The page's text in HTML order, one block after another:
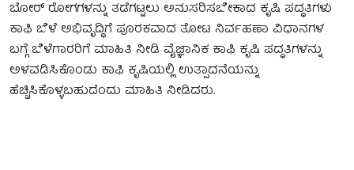
ಬೋರ್ ರೋಗಗಳನ್ನು ತಡೆಗಟ್ಟಲು ಅನುಸರಿಸಬೇಕಾದ ಕೃಷಿ ಪದ್ಧತಿಗಳು
ಕಾಫಿ ಬೆಳೆ ಅಭಿವೃದ್ಧಿಗೆ ಪೂರಕವಾದ ತೋಟ ನಿರ್ವಹಣಾ ವಿಧಾನಗಳ
ಬಗ್ಗೆ ಬೆಳೆಗಾರರಿಗೆ ಮಾಹಿತಿ ನೀಡಿ ವೈಜ್ಞಾನಿಕ ಕಾಫಿ ಕೃಷಿ ಪದ್ಧತಿಗಳನ್ನು
ಅಳವಡಿಸಿಕೊಂಡು ಕಾಫಿ ಕೃಷಿಯಲ್ಲಿ ಉತ್ಪಾದನೆಯನ್ನು
ಹೆಚ್ಚಿಸಿಕೊಳ್ಳಬಹುದೆಂದು ಮಾಹಿತಿ ನೀಡಿದರು.